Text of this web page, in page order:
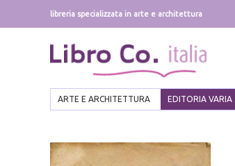
libreria specializzata in arte e architettura
ARTE E ARCHITETTURA EDITORIA VARIA